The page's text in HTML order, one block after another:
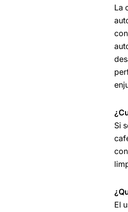
La
Si
El